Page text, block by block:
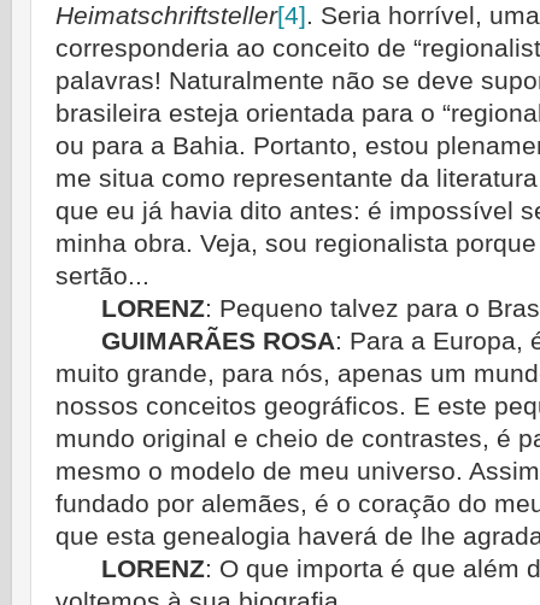
Heimatschriftsteller[4]. Seria horrível,
correspon­deria ao conceito de
palavras! Naturalmente não se deve
brasi­leira esteja orientada para o
ou para a Bahia. Portanto, estou
me situa como representante da
que eu já havia dito antes: é impossível
minha obra. Veja, sou regionalista
sertão...
LORENZ: Pequeno talvez para o
GUIMARÃES ROSA: Para a Europa,
muito grande, para nós, apenas um
nossos conceitos geográficos. E este
mundo original e cheio de contrastes, é
mesmo o modelo de meu universo.
fundado por alemães, é o coração do
que esta genealogia haverá de lhe
LORENZ: O que importa é que além